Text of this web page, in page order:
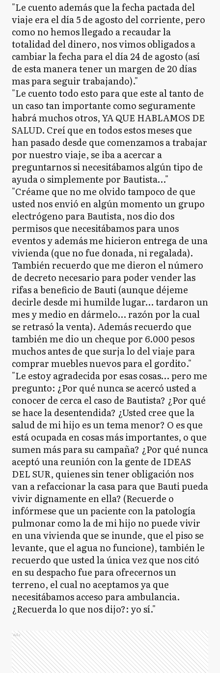
"Le cuento además que la fecha pactada del
viaje era el día 5 de agosto del corriente, pero
como no hemos llegado a recaudar la
totalidad del dinero, nos vimos obligados a
cambiar la fecha para el día 24 de agosto (así
de esta manera tener un margen de 20 días
mas para seguir trabajando)."
"Le cuento todo esto para que este al tanto de
un caso tan importante como seguramente
habrá muchos otros, YA QUE HABLAMOS DE
SALUD. Creí que en todos estos meses que
han pasado desde que comenzamos a trabajar
por nuestro viaje, se iba a acercar a
preguntarnos si necesitábamos algún tipo de
ayuda o simplemente por Bautista…"
"Créame que no me olvido tampoco de que
usted nos envió en algún momento un grupo
electrógeno para Bautista, nos dio dos
permisos que necesitábamos para unos
eventos y además me hicieron entrega de una
vivienda (que no fue donada, ni regalada).
También recuerdo que me dieron el número
de decreto necesario para poder vender las
rifas a beneficio de Bauti (aunque déjeme
decirle desde mi humilde lugar… tardaron un
mes y medio en dármelo… razón por la cual
se retrasó la venta). Además recuerdo que
también me dio un cheque por 6.000 pesos
muchos antes de que surja lo del viaje para
comprar muebles nuevos para el gordito."
"Le estoy agradecida por esas cosas… pero me
pregunto: ¿Por qué nunca se acercó usted a
conocer de cerca el caso de Bautista? ¿Por qué
se hace la desentendida? ¿Usted cree que la
salud de mi hijo es un tema menor? O es que
está ocupada en cosas más importantes, o que
sumen más para su campaña? ¿Por qué nunca
aceptó una reunión con la gente de IDEAS
DEL SUR, quienes sin tener obligación nos
van a refaccionar la casa para que Bauti pueda
vivir dignamente en ella? (Recuerde o
infórmese que un paciente con la patología
pulmonar como la de mi hijo no puede vivir
en una vivienda que se inunde, que el piso se
levante, que el agua no funcione), también le
recuerdo que usted la única vez que nos citó
en su despacho fue para ofrecernos un
terreno, el cual no aceptamos ya que
necesitábamos acceso para ambulancia.
¿Recuerda lo que nos dijo?: yo sí."
Ads